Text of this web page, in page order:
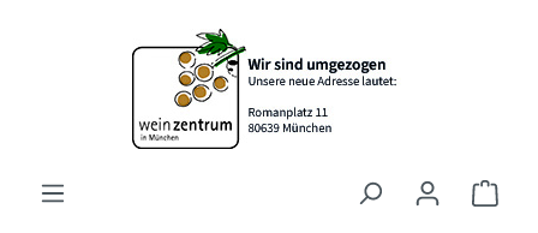
Zum Hauptinhalt springen